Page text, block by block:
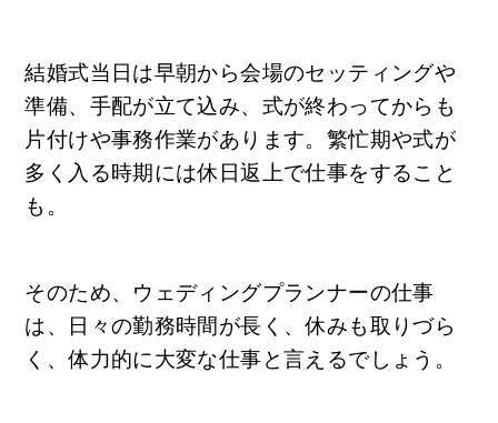
結婚式当日は早朝から会場のセッティングや
準備、手配が立て込み、式が終わってからも
片付けや事務作業があります。繁忙期や式が
多く入る時期には休日返上で仕事をすること
も。
そのため、ウェディングプランナーの仕事
は、日々の勤務時間が長く、休みも取りづら
く、体力的に大変な仕事と言えるでしょう。